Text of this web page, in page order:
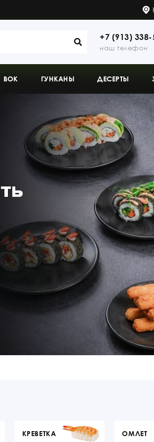
+7 (913)
наш телефон
ВОК ГУНКАНЫ ДЕСЕРТЫ
КРЕВЕТКА ОМЛЕТ